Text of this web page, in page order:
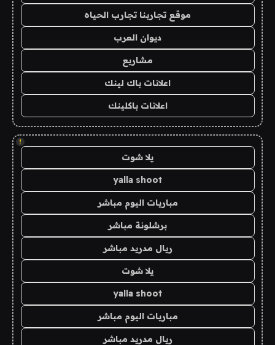
موقع تجاربنا تجارب الحياه
ديوان العرب
مشاريع
اعلانات باك لينك
اعلانات باكلينك
!
يلا شوت
yalla shoot
مباريات اليوم مباشر
برشلونة مباشر
ريال مدريد مباشر
يلا شوت
yalla shoot
مباريات اليوم مباشر
ريال مدريد مباشر